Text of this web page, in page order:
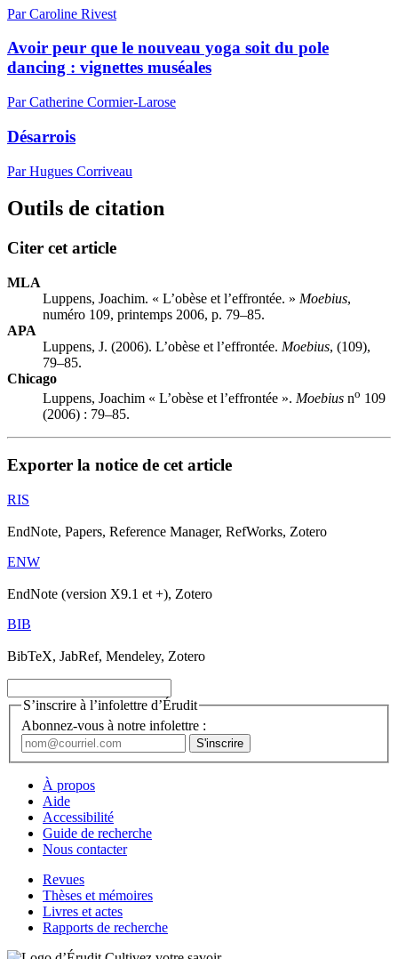
Par Caroline Rivest
Avoir peur que le nouveau yoga soit du pole
dancing : vignettes muséales
Par Catherine Cormier-Larose
Désarrois
Par Hugues Corriveau
Outils de citation
Citer cet article
MLA
Luppens, Joachim. « L’obèse et l’effrontée. » Moebius,
numéro 109, printemps 2006, p. 79–85.
APA
Luppens, J. (2006). L’obèse et l’effrontée. Moebius, (109),
79–85.
Chicago
Luppens, Joachim « L’obèse et l’effrontée ». Moebius no 109
(2006) : 79–85.
Exporter la notice de cet article
RIS
EndNote, Papers, Reference Manager, RefWorks, Zotero
ENW
EndNote (version X9.1 et +), Zotero
BIB
BibTeX, JabRef, Mendeley, Zotero
S’inscrire à l’infolettre d’Érudit
Abonnez-vous à notre infolettre :
À propos
Aide
Accessibilité
Guide de recherche
Nous contacter
Revues
Thèses et mémoires
Livres et actes
Rapports de recherche